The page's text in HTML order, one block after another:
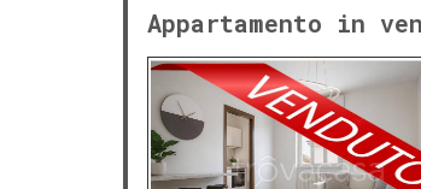
Appartamento in